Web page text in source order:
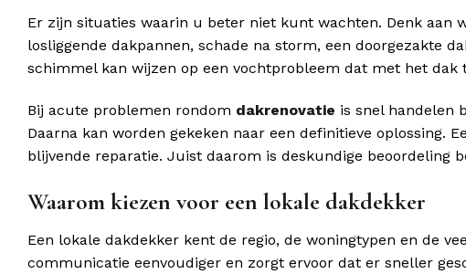
Er zijn situaties waarin u beter niet kunt wachten. Denk aan
losliggende dakpannen, schade na storm, een doorgezakte
schimmel kan wijzen op een vochtprobleem dat met het dak
Bij acute problemen rondom dakrenovatie is snel handelen
Daarna kan worden gekeken naar een definitieve oplossing.
blijvende reparatie. Juist daarom is deskundige beoordeling
Waarom kiezen voor een lokale dakdekker
Een lokale dakdekker kent de regio, de woningtypen en de
communicatie eenvoudiger en zorgt ervoor dat er sneller